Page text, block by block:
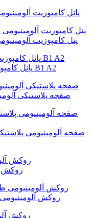
پانل کامپوزیت
پنل کامپوزیت
پانل کامپوزیت آلومینیومی نسوز B1 A2
صفحه پلاستیکی
صفحه آلومینیومی
روکش
روکش